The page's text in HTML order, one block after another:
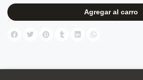
Agregar al carro